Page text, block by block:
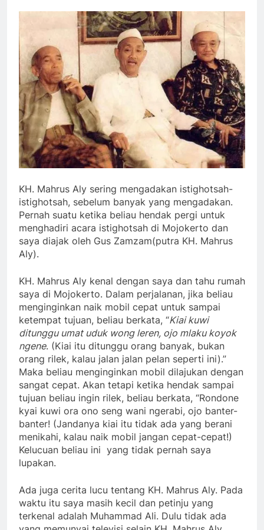
KH. Mahrus Aly sering mengadakan istighotsah-
istighotsah, sebelum banyak yang mengadakan.
Pernah suatu ketika beliau hendak pergi untuk
menghadiri acara istighotsah di Mojokerto dan
saya diajak oleh Gus Zamzam(putra KH. Mahrus
Aly).
KH. Mahrus Aly kenal dengan saya dan tahu rumah
saya di Mojokerto. Dalam perjalanan, jika beliau
menginginkan naik mobil cepat untuk sampai
ketempat tujuan, beliau berkata, “Kiai kuwi
ditunggu umat uduk wong leren, ojo mlaku koyok
ngene. (Kiai itu ditunggu orang banyak, bukan
orang rilek, kalau jalan jalan pelan seperti ini).”
Maka beliau menginginkan mobil dilajukan dengan
sangat cepat. Akan tetapi ketika hendak sampai
tujuan beliau ingin rilek, beliau berkata, “Rondone
kyai kuwi ora ono seng wani ngerabi, ojo banter-
banter! (Jandanya kiai itu tidak ada yang berani
menikahi, kalau naik mobil jangan cepat-cepat!)
Kelucuan beliau ini yang tidak pernah saya
lupakan.
Ada juga cerita lucu tentang KH. Mahrus Aly. Pada
waktu itu saya masih kecil dan petinju yang
terkenal adalah Muhammad Ali. Dulu tidak ada